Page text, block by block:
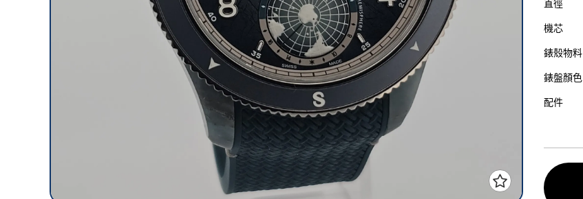
直徑
機芯
錶殼物料
錶盤顏色
配件